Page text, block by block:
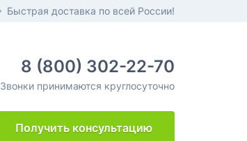
Быстрая доставка по всей России!
8 (800) 302-22-70
Звонки принимаются круглосуточно
Получить консультацию